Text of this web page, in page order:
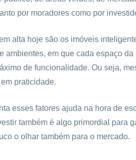
por moradores como por
alta hoje são os imóveis
ambientes, em que cada espaço
de funcionalidade. Ou seja,
praticidade.
esses fatores ajuda na hora de
também é algo primordial para
o olhar também para o mercado.